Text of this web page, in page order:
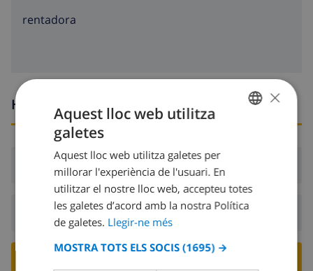
rentadora
Hores d’arribada i sortida
Arribada: Des de 16:00 abans 19:00
Sortida: Abans: 10:00
RESERVA AQUESTA VILLA ›
DUTCH
SPANISH
CATALAN
×
Aquest lloc web utilitza
galetes
Aquest lloc web utilitza galetes per
millorar l'experiència de l'usuari. En
utilitzar el nostre lloc web, accepteu totes
les galetes d’acord amb la nostra Política
de galetes. Llegir-ne més
MOSTRA TOTS ELS SOCIS (1695) →